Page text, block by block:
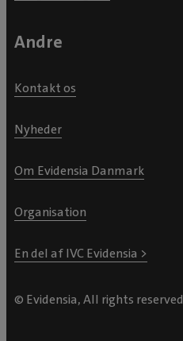
Andre
Kontakt os
Nyheder
Om Evidensia Danmark
Organisation
En del af IVC Evidensia >
© Evidensia, All rights reserved